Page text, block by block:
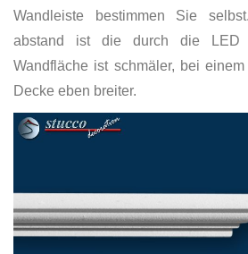
Wandleiste bestimmen Sie
abstand ist die durch die LED
Wandfläche ist schmäler, bei
Decke eben breiter.